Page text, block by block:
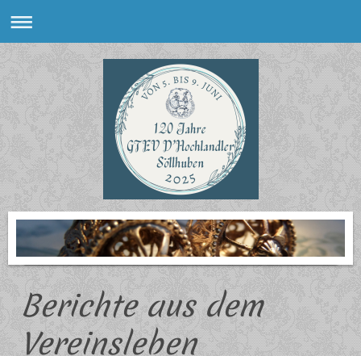
Berichte aus dem
Vereinsleben